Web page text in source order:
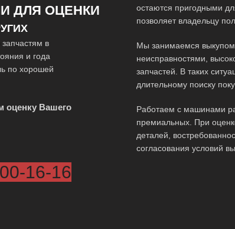
ДЛЯ ОЦЕНКИ
в
и года
по хорошей
оценку Вашего
16-16
остаются пригодными
позволяет владельцу
Мы занимаемся выкупом
неисправностями,
запчастей. В таких
длительному поиску
Работаем с машинами
премиальных. При
деталей,
согласования условий